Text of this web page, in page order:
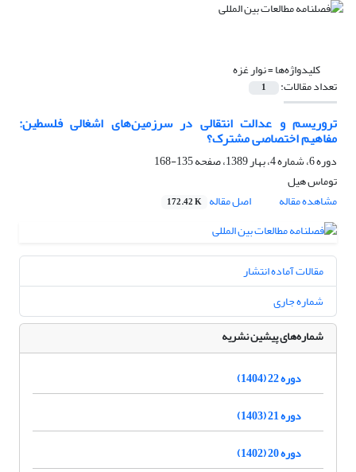
کلیدواژه‌ها =نوار غزه
تعداد مقالات: 1
تروریسم و عدالت انتقالی در سرزمین‌های اشغالی فلسطین:
مفاهیم اختصاصی مشترک؟
دوره 6، شماره 4، بهار 1389، صفحه
135-168
توماس هیل
مشاهده مقاله
اصل مقاله 172.42 K
مقالات آماده انتشار
شماره جاری
شماره‌های پیشین نشریه
دوره 22 (1404)
دوره 21 (1403)
دوره 20 (1402)